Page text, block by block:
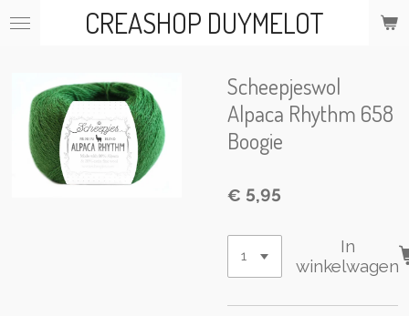
Ga
hoofdinhoud
CREASHOP DUYMELOT
Scheepjeswol
Alpaca Rhythm 658
Boogie
€ 5,95
In
winkelwagen